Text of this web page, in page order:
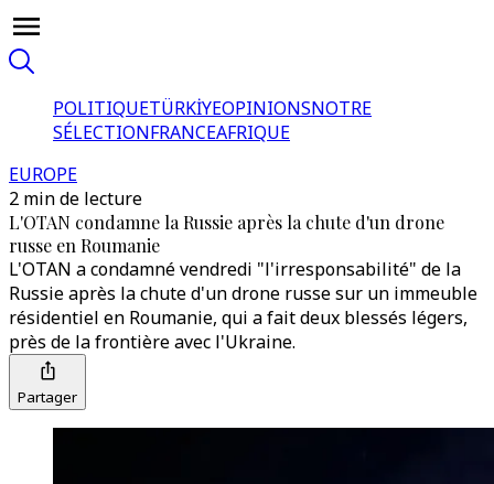
POLITIQUETÜRKİYEOPINIONSNOTRE
SÉLECTIONFRANCEAFRIQUE
EUROPE
2 min de lecture
L'OTAN condamne la Russie après la chute d'un drone
russe en Roumanie
L'OTAN a condamné vendredi "l'irresponsabilité" de la
Russie après la chute d'un drone russe sur un immeuble
résidentiel en Roumanie, qui a fait deux blessés légers,
près de la frontière avec l'Ukraine.
Partager